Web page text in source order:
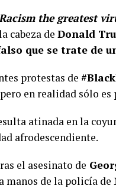
the greatest
cabeza de Donald
que se trate de
protestas de
en realidad sólo
atinada en la
afrodescendiente.
el asesinato de
manos de la policía de